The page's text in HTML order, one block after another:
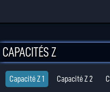
CAPACITÉS Z
Capacité Z 1 Capacité Z 2